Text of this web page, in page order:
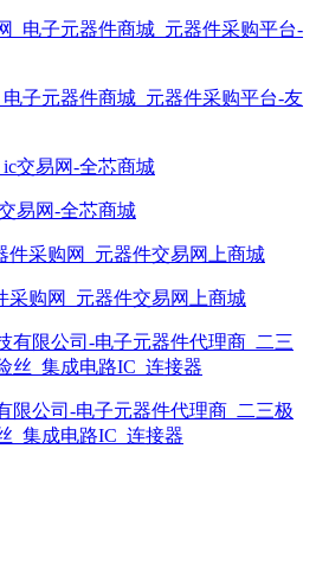
子元器件商城_元器件采购平台-友
易网-全芯商城
采购网_元器件交易网上商城
限公司-电子元器件代理商_二三极
_集成电路IC_连接器